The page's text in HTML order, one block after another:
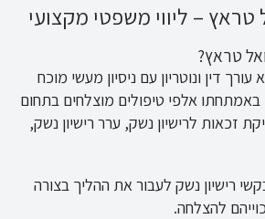
טראץ – ליווי משפטי מקצועי
טראץ?
דין ונוטריון עם ניסיון מעשי מוכח
באמתחתו אלפי טיפולים מוצלחים בתחום
זכאות לרישיון נשק, ערר רישיון נשק,
רישיון נשק לעבור את ההליך בצורה
להצלחה.